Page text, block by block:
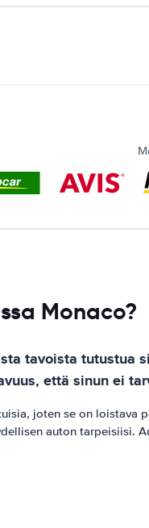
Monaco?
tavoista tutustua
että sinun ei
joten se on
auton tarpeisiisi.